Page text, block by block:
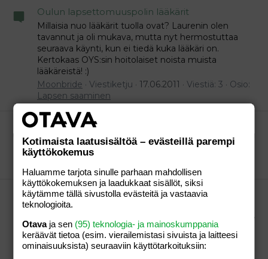
Oulun lapsettomuuspolin lääkärit
Millaisia nuo lääkärit tuolla ovat? Laurenin olen
tavannut ja oli mukava, mutta nyt hermostuttaa
seuraava käynti, kun ei tiedä kuka lääkäri on.
Kertokaas OYS:sin hoitolaiset noista muista
lääkäreistä! :)
Moonbride
Viestiketju 17.06.2011 Viestiä: 3
Osio:
Lapsen saaminen
Onko Emmerdale jäänyt tauolle?
Vai miksi sitä ei tuu :O
Moonbride
Viestiketju
Oulun seudun kuumeilijat!
Onko täällä muita Oululaisia tai Oulun seutulaisia
kuumeilijoita? Ajattelin pistää pinon pystyyn, kun itse
Oulussa asustelen. :) Meillä yritystä takana kaksi
vuotta, ensimmäinen lapsi toiveissa ja kuume on
kova. Onko meitä muita? :wave:
Kotimaista laatusisältöä – evästeillä parempi
käyttökokemus
Haluamme tarjota sinulle parhaan mahdollisen
käyttökokemuksen ja laadukkaat sisällöt, siksi
käytämme tällä sivustolla evästeitä ja vastaavia
teknologioita.
Otavaja sen (95) teknologia- ja mainoskumppania
keräävät tietoa (esim. vierailemis­tasi sivuista ja laitteesi
ominaisuuk­sista) seuraaviin käyttötarkoituksiin: